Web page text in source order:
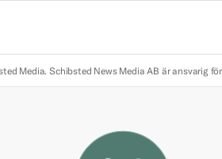
Media. Schibsted News Media AB är ansvarig